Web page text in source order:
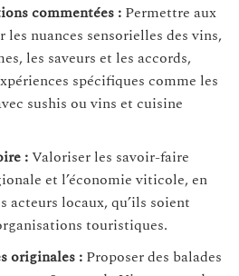
commentées :Permettre aux
nuances sensorielles des vins,
les saveurs et les accords,
spécifiques comme les
sushis ou vins et cuisine
:Valoriser les savoir-faire
et l’économie viticole, en
acteurs locaux, qu’ils soient
touristiques.
originales :Proposer des balades